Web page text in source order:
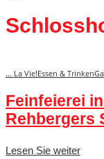
... La Vie!Essen & Trinken
Feinfeierei
Rehbergers
Lesen Sie weiter